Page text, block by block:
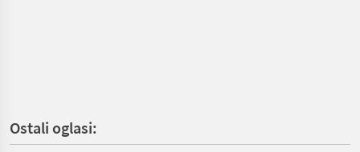
Ostali oglasi: